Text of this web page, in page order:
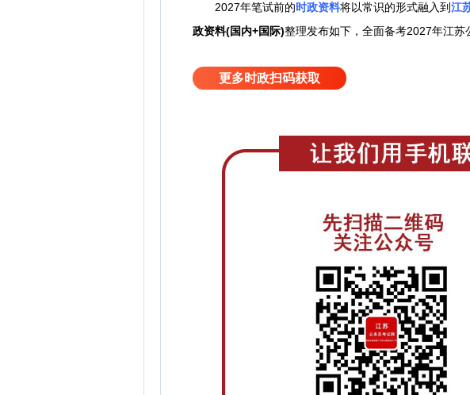
2027年笔试前的时政资料将以常识的形式融入到江
政资料(国内+国际)整理发布如下， 全面备考2027年江苏
更多时政扫码获取